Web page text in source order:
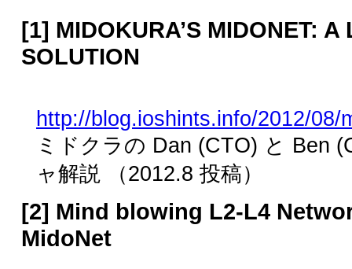
[1] MIDOKURA’S MIDONET:
SOLUTION
http://blog.ioshints.info/2012/
ミドクラの Dan (CTO) と Ben
ャ解説 （2012.8 投稿）
[2] Mind blowing L2-L4
MidoNet